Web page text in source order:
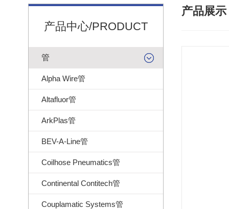
产品中心/PRODUCT
管
Alpha Wire管
Altafluor管
ArkPlas管
BEV-A-Line管
Coilhose Pneumatics管
Continental Contitech管
Couplamatic Systems管
产品展示